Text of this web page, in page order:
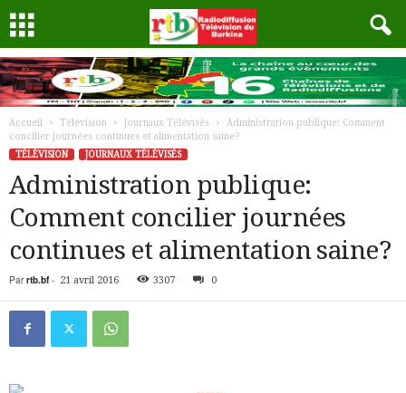
Accueil Télévision Journaux Télévisés
Administration publique: Comment
concilier journées continues et alimentation saine?
TÉLÉVISION
JOURNAUX TÉLÉVISÉS
Administration publique:
Comment concilier journées
continues et alimentation saine?
Par rtb.bf- 21 avril 2016 3307 0